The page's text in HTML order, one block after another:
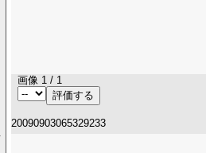
画像 1 / 1
20090903065329233